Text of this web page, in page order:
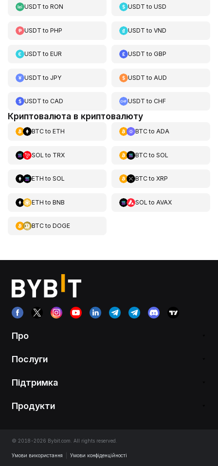
USDT to RON USDT toUSD
USDT to PHP USDT toVND
USDT to EUR USDT toGBP
USDT to JPY USDT to AUD
USDT to CAD USDT toCHF
Криптовалюта в криптовалюту
BTCto ETH BTCto ADA
SOL to TRX BTCto SOL
ETH to SOL BTCto XRP
ETH to BNB SOL to AVAX
BTCto DOGE
Про
Послуги
Підтримка
Продукти
© 2018-2026 Bybit.com. All rights reserved.
Умови використання Умови конфіденційності